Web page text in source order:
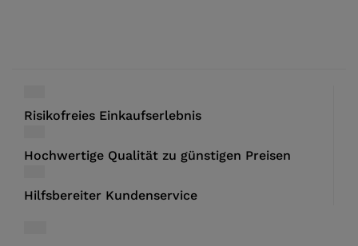
Risikofreies Einkaufserlebnis
Hochwertige Qualität zu günstigen Preisen
Hilfsbereiter Kundenservice